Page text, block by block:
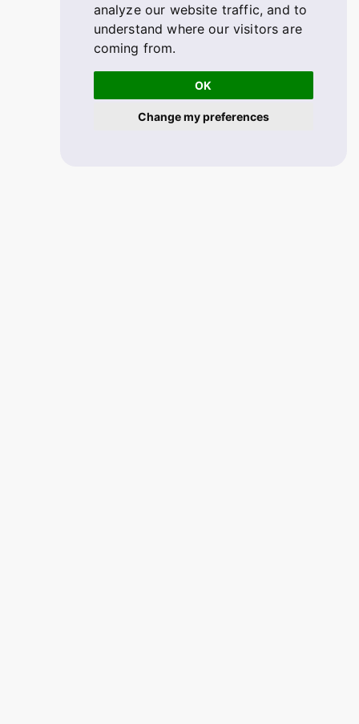
analyze our website traffic, and to
understand where our visitors are
coming from.
OK
Change my preferences